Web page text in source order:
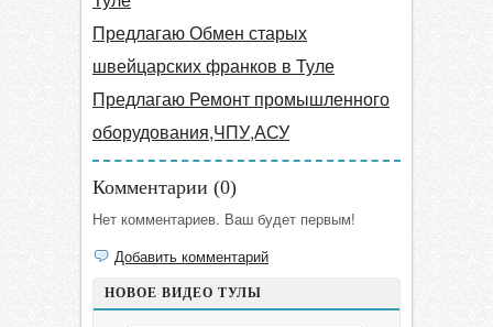
Предлагаю Обмен старых
швейцарских франков в Туле
Предлагаю Ремонт промышленного
оборудования,ЧПУ,АСУ
Комментарии (0)
Нет комментариев. Ваш будет первым!
Добавить комментарий
НОВОЕ ВИДЕО ТУЛЫ